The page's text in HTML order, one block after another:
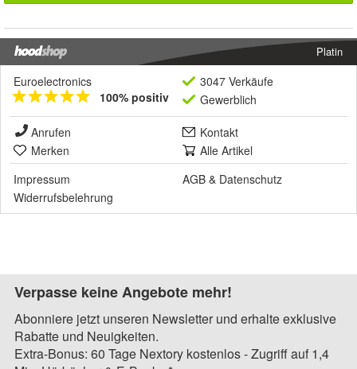
Platin
Euroelectronics
100% positiv
3047 Verkäufe
Gewerblich
Anrufen
Kontakt
Merken
Alle Artikel
Impressum
AGB & Datenschutz
Widerrufsbelehrung
Verpasse keine Angebote mehr!
Abonniere jetzt unseren Newsletter und erhalte exklusive
Rabatte und Neuigkeiten.
Extra-Bonus: 60 Tage Nextory kostenlos - Zugriff auf 1,4